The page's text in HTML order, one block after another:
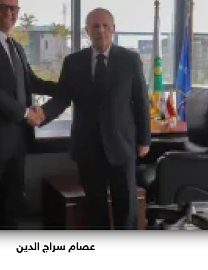
عصام سراج الدين